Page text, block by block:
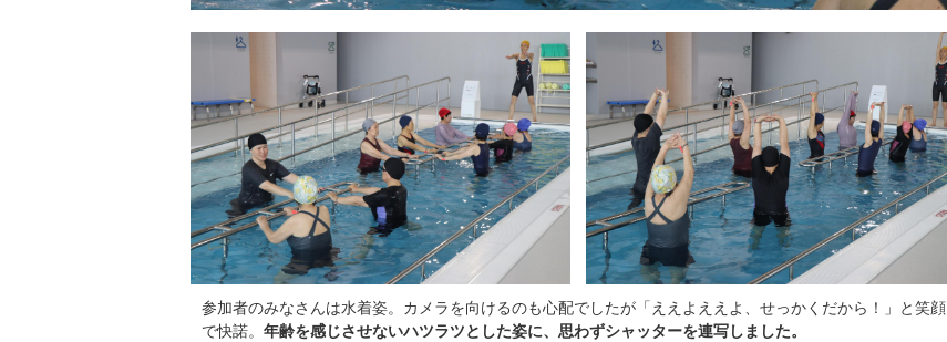
参加者のみなさんは水着姿。カメラを向けるのも心配でしたが「ええよええよ、せっかくだから！」と笑顔
で快諾。 年齢を感じさせないハツラツとした姿に、思わずシャッターを連写しました。